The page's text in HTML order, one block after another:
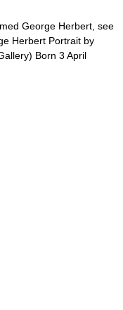
George Herbert, see
Herbert Portrait by
Born 3 April